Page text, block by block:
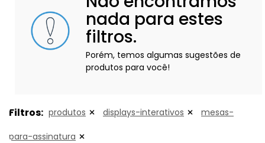
nada para estes
filtros.
Porém, temos algumas sugestões de
produtos para você!
Filtros: produtos displays-interativos mesas-
para-assinatura